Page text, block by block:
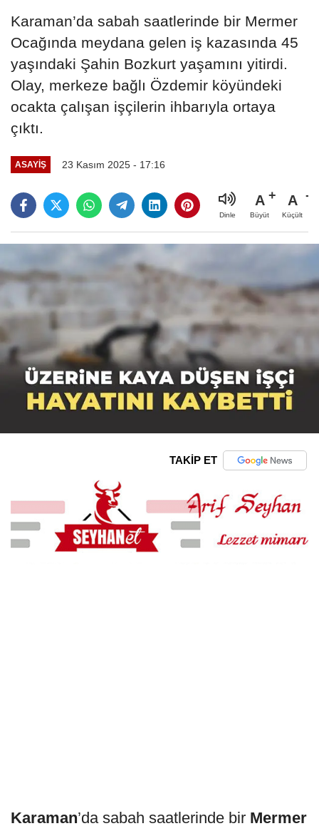
Karaman’da sabah saatlerinde bir Mermer
Ocağında meydana gelen iş kazasında 45
yaşındaki Şahin Bozkurt yaşamını yitirdi.
Olay, merkeze bağlı Özdemir köyündeki
ocakta çalışan işçilerin ihbarıyla ortaya
çıktı.
ASAYIŞ 23 Kasım 2025 - 17:16
Dinle
A
Büyüt
A
Küçült
TAKİP ET
Karaman’da sabah saatlerinde bir Mermer